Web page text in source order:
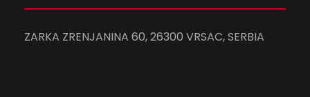
ZARKA ZRENJANINA 60, 26300 VRSAC, SERBIA